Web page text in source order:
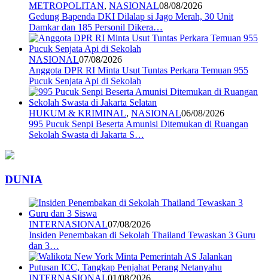
METROPOLITAN, NASIONAL08/08/2026
Gedung Bapenda DKI Dilalap si Jago Merah, 30 Unit
Damkar dan 185 Personil Dikera…
NASIONAL07/08/2026
Anggota DPR RI Minta Usut Tuntas Perkara Temuan 955
Pucuk Senjata Api di Sekolah
HUKUM & KRIMINAL, NASIONAL06/08/2026
995 Pucuk Senpi Beserta Amunisi Ditemukan di Ruangan
Sekolah Swasta di Jakarta S…
DUNIA
INTERNASIONAL07/08/2026
Insiden Penembakan di Sekolah Thailand Tewaskan 3 Guru
dan 3…
INTERNASIONAL01/08/2026